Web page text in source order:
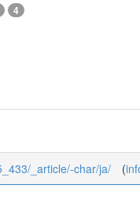
4
_article/-char/ja/ (